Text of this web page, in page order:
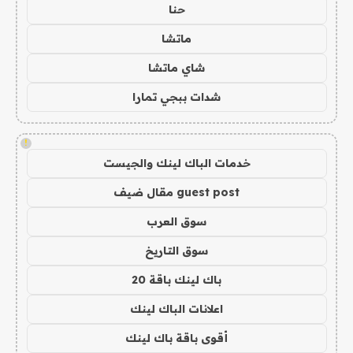
حنا
ماتشا
شاي ماتشا
شدات ببجي تمارا
!
خدمات الباك لينك والجيست
guest post مقال ضيف
سوق العرب
سوق التاريخ
باك لينك باقة 20
اعلانات الباك لينك
أقوى باقة باك لينك